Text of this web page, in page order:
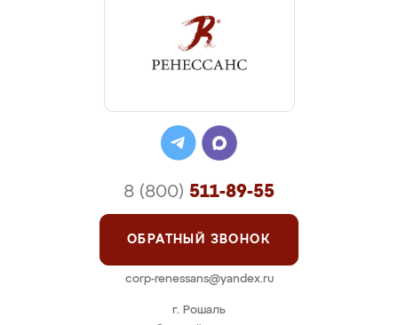
г. Рошаль
8 (800) 511-89-55
ОБРАТНЫЙ ЗВОНОК
corp-renessans@yandex.ru